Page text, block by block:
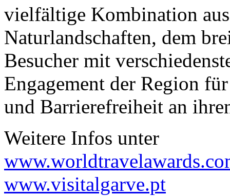
vielfältige Kombination
Naturlandschaften, dem
Besucher mit
Engagement der Region
und Barrierefreiheit an
Weitere Infos unter
www.visitalgarve.pt